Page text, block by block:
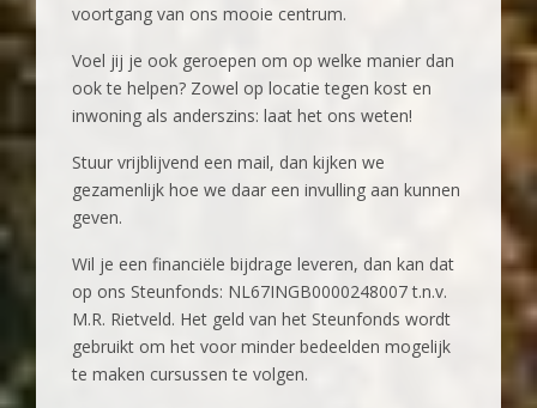
voortgang van ons mooie centrum.
Voel jij je ook geroepen om op welke manier dan
ook te helpen? Zowel op locatie tegen kost en
inwoning als anderszins: laat het ons weten!
Stuur vrijblijvend een mail, dan kijken we
gezamenlijk hoe we daar een invulling aan kunnen
geven.
Wil je een financiële bijdrage leveren, dan kan dat
op ons Steunfonds: NL67INGB0000248007 t.n.v.
M.R. Rietveld. Het geld van het Steunfonds wordt
gebruikt om het voor minder bedeelden mogelijk
te maken cursussen te volgen.